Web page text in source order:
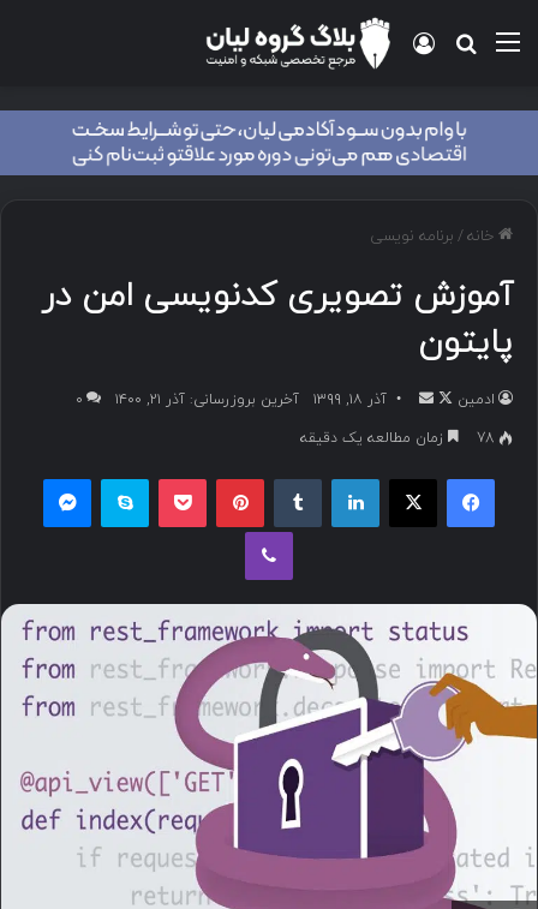
خانه/ برنامه نویسی
آموزش تصویری کدنویسی امن در
پایتون
ادمین آذر ۱۸, ۱۳۹۹ آخرین بروزرسانی: آذر ۲۱, ۱۴۰۰
۰
78
زمان مطالعه یک دقیقه